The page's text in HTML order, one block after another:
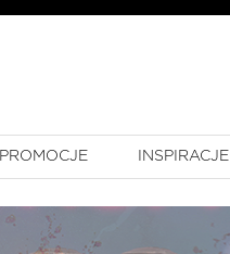
PROMOCJE INSPIRACJE